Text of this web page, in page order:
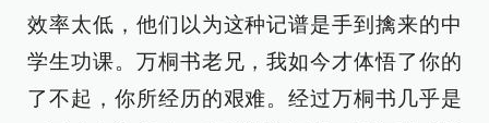
效率太低，他们以为这种记谱是手到擒来的中
学生功课。万桐书老兄，我如今才体悟了你的
了不起，你所经历的艰难。经过万桐书几乎是